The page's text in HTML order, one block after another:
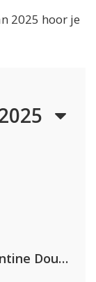
2025 hoor je
Calvin Harris & Clementine Douglas